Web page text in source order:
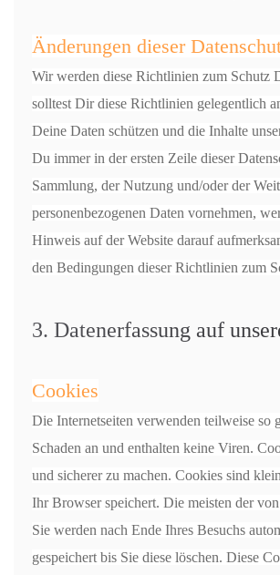
Änderungen dieser
Wir werden diese Richtlinien zum Schutz
solltest Dir diese Richtlinien gelegentlich
Deine Daten schützen und die Inhalte
Du immer in der ersten Zeile dieser
Sammlung, der Nutzung und/oder der
personenbezogenen Daten vornehmen,
Hinweis auf der Website darauf
den Bedingungen dieser Richtlinien zum
3. Datenerfassung auf
Cookies
Die Internetseiten verwenden teilweise so
Schaden an und enthalten keine Viren.
und sicherer zu machen. Cookies sind
Ihr Browser speichert. Die meisten der
Sie werden nach Ende Ihres Besuchs
gespeichert bis Sie diese löschen. Diese